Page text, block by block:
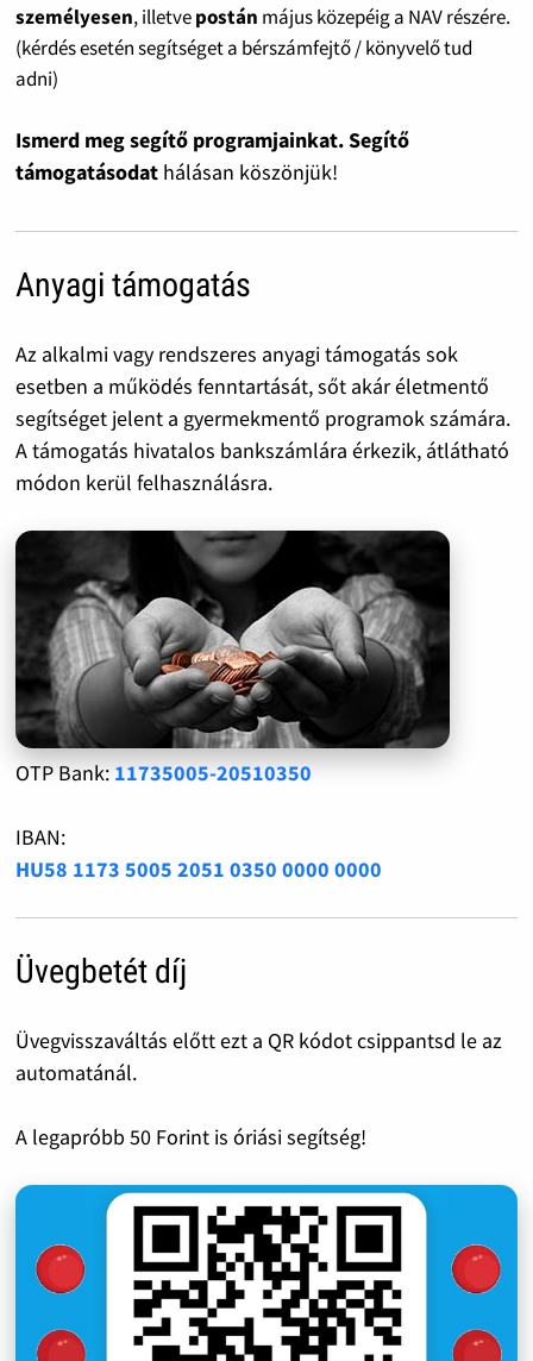
személyesen, illetvepostán május közepéig a NAV részére.
(kérdés esetén segítséget a bérszámfejtő / könyvelő tud
adni)
Ismerd meg segítő programjainkat. Segítő
támogatásodat hálásan köszönjük!
Anyagi támogatás
Az alkalmi vagy rendszeres anyagi támogatás sok
esetben a működés fenntartását, sőt akár életmentő
segítséget jelent a gyermekmentő programok számára.
A támogatás hivatalos bankszámlára érkezik, átlátható
módon kerül felhasználásra.
OTP Bank: 11735005-20510350
IBAN:
HU58 1173 5005 2051 0350 0000 0000
Üvegbetét díj
Üvegvisszaváltás előtt ezt a QR kódot csippantsd le az
automatánál.
A legapróbb 50 Forint is óriási segítség!